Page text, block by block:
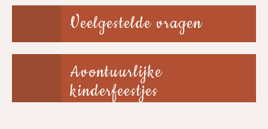
Veelgestelde vragen
Avontuurlijke
kinderfeestjes